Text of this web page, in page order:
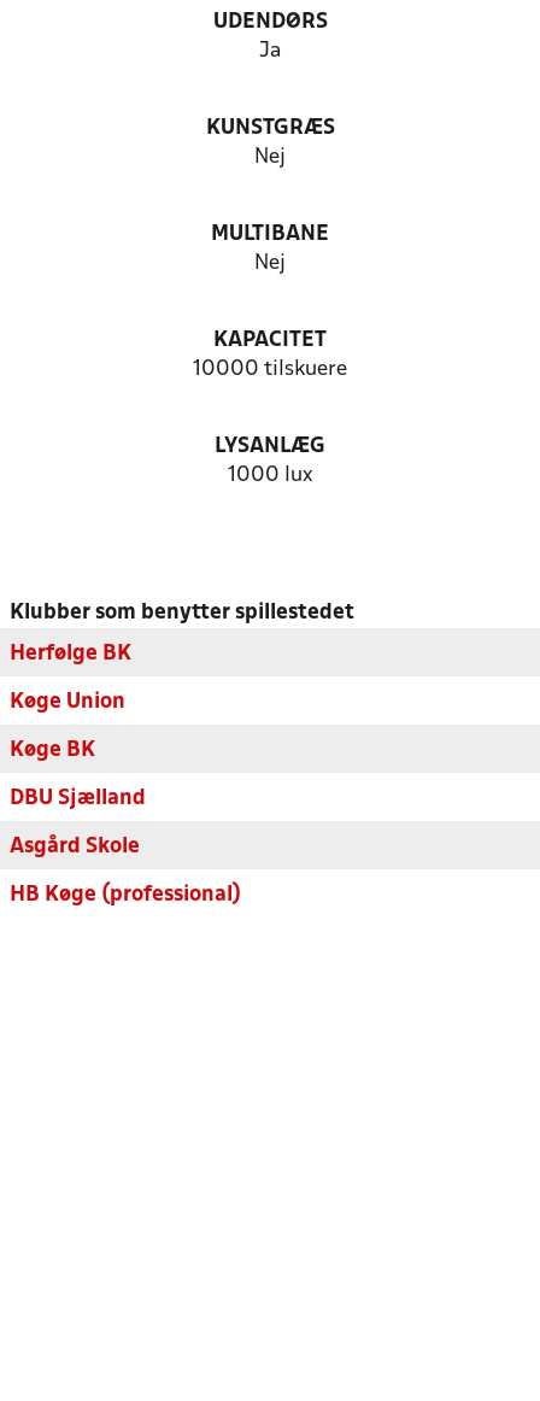
UDENDØRS
Ja
KUNSTGRÆS
Nej
MULTIBANE
Nej
KAPACITET
10000 tilskuere
LYSANLÆG
1000 lux
Klubber som benytter spillestedet
Herfølge BK
Køge Union
Køge BK
DBU Sjælland
Asgård Skole
HB Køge (professional)